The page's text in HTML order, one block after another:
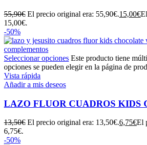
55,90€ El precio original era: 55,90€.15,00€
15,00€.
-50%
Seleccionar opciones Este producto tiene
opciones se pueden elegir en la página de
Vista rápida
Añadir a mis deseos
LAZO FLUOR CUADROS KIDS
13,50€ El precio original era: 13,50€.6,75€El
6,75€.
-50%